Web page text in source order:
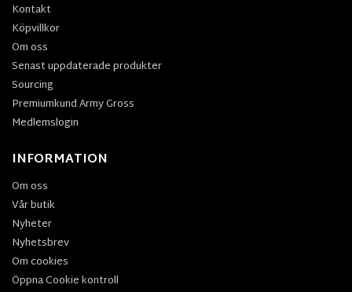
Kontakt
Köpvillkor
Om oss
Senast uppdaterade produkter
Sourcing
Premiumkund Army Gross
Medlemslogin
INFORMATION
Om oss
Vår butik
Nyheter
Nyhetsbrev
Om cookies
Öppna Cookie kontroll